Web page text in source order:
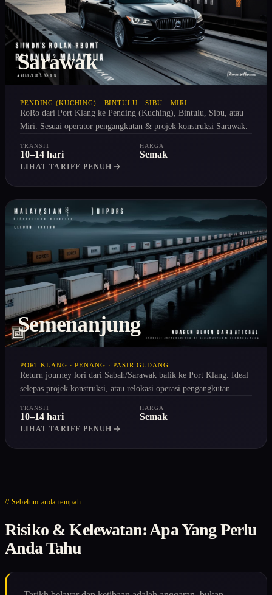
Sarawak
PENDING (KUCHING) · BINTULU · SIBU · MIRI
RoRo dari Port Klang ke Pending (Kuching), Bintulu, Sibu, atau
Miri. Sesuai operator pengangkutan & projek konstruksi Sarawak.
TRANSIT
10–14 hari
HARGA
Semak
LIHAT TARIFF PENUH
Semenanjung
PORT KLANG · PENANG · PASIR GUDANG
Return journey lori dari Sabah/Sarawak balik ke Port Klang. Ideal
selepas projek konstruksi, atau relokasi operasi pengangkutan.
TRANSIT
10–14 hari
HARGA
Semak
LIHAT TARIFF PENUH
// Sebelum anda tempah
Risiko & Kelewatan: Apa Yang Perlu
Anda Tahu